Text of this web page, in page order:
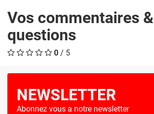
Vos commentaires &
questions
0 / 5
NEWSLETTER
Abonnez vous a notre newsletter